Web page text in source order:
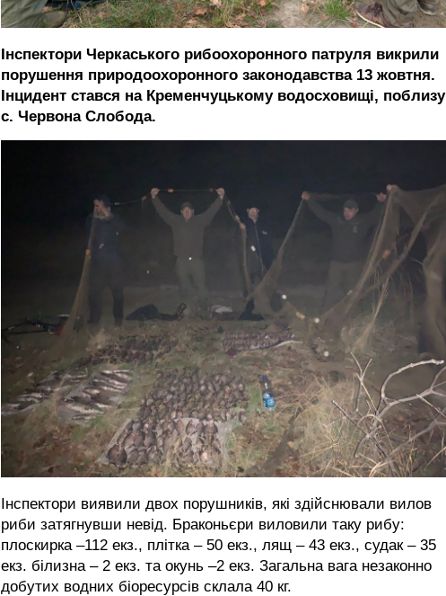
Інспектори Черкаського рибоохоронного патруля викрили
порушення природоохоронного законодавства 13 жовтня.
Інцидент стався на Кременчуцькому водосховищі, поблизу
с. Червона Слобода.
Інспектори виявили двох порушників, які здійснювали вилов
риби затягнувши невід. Браконьєри виловили таку рибу:
плоскирка –112 екз., плітка – 50 екз., лящ – 43 екз., судак – 35
екз. білизна – 2 екз. та окунь –2 екз. Загальна вага незаконно
добутих водних біоресурсів склала 40 кг.